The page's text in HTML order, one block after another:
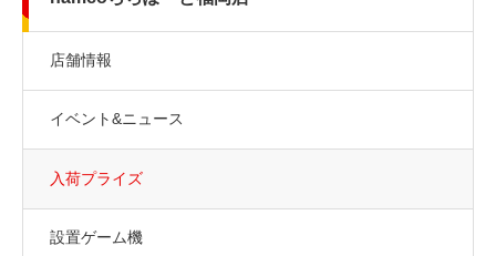
店舗情報
イベント&ニュース
入荷プライズ
設置ゲーム機